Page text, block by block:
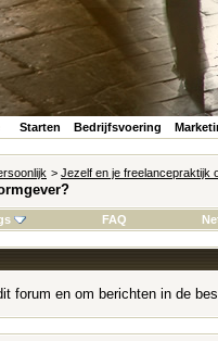
Starten Bedrijfsvoering
> Jezelf en je freelancepraktijk
FAQ
forum en om berichten in de